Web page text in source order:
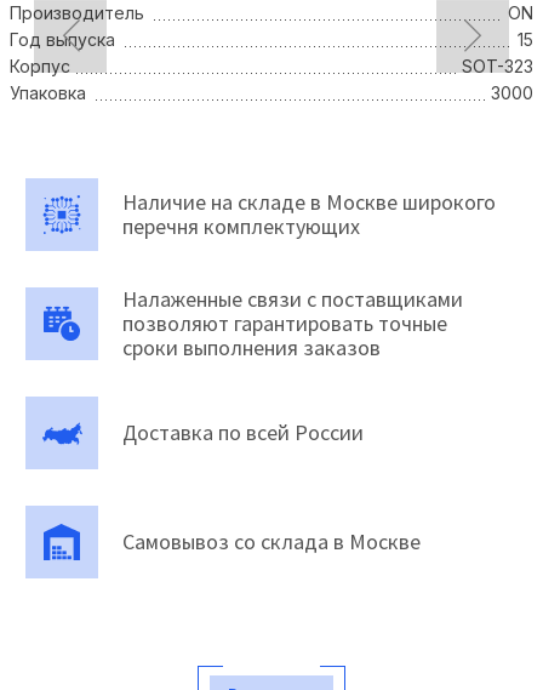
Производитель
ON
Год выпуска
15
Корпус
SOT-323
Упаковка
3000
Наличие на складе в Москве широкого
перечня комплектующих
Налаженные связи с поставщиками
позволяют гарантировать точные
сроки выполнения заказов
Доставка по всей России
Самовывоз со склада в Москве